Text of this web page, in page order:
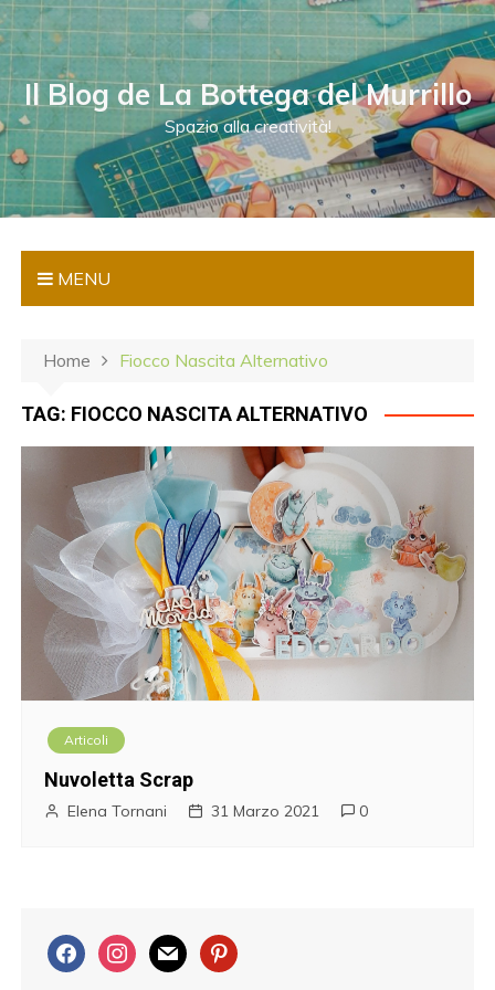
S
a
a
a
l
c
Il Blog de La Bottega del Murrillo
Spazio alla creatività!
MENU
Home Fiocco Nascita Alternativo
TAG: FIOCCO NASCITA ALTERNATIVO
Articoli
Nuvoletta Scrap
Elena Tornani 31 Marzo 2021 0
f
a
i
n
m
a
p